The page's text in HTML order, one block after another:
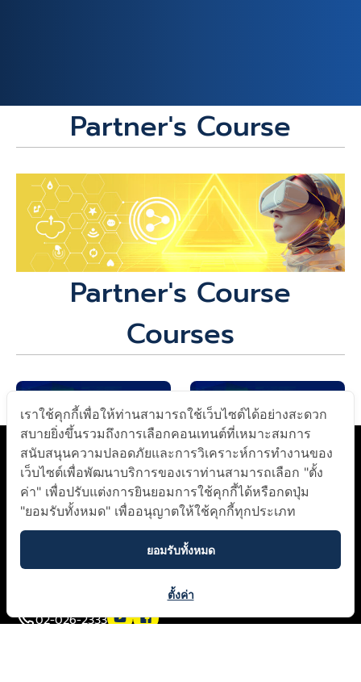
Partner's Course
Partner's Course
Courses
depa x Realsmart depa x Microsoft
ติดต่อเรา​
02-026-2333
เราใช้คุกกี้เพื่อให้ท่านสามารถใช้เว็บไซต์ได้อย่างสะดวก
สบายยิ่งขึ้นรวมถึงการเลือกคอนเทนต์ที่เหมาะสมการ
สนับสนุนความปลอดภัยและการวิเคราะห์การทำงานของ
เว็บไซต์เพื่อพัฒนาบริการของเราท่านสามารถเลือก "ตั้ง
ค่า" เพื่อปรับแต่งการยินยอมการใช้คุกกี้ได้หรือกดปุ่ม
"ยอมรับทั้งหมด" เพื่ออนุญาตให้ใช้คุกกี้ทุกประเภท
ยอมรับทั้งหมด
ตั้งค่า